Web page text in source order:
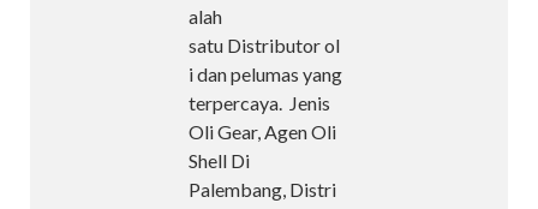
alah
satu Distributor ol
i dan pelumas yang
terpercaya. Jenis
Oli Gear, Agen Oli
Shell Di
Palembang, Distri